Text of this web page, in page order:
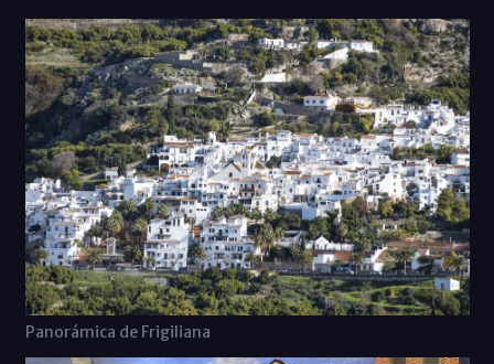
Panorámica de Frigiliana